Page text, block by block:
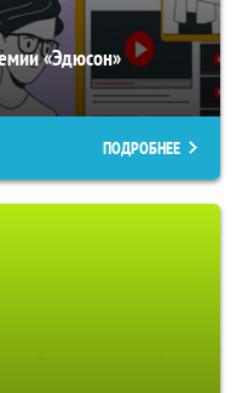
«Эдюсон»
ПОДРОБНЕЕ